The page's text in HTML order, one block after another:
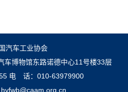
汽车工业协会
博物馆东路诺德中心11号楼33层
电 话：010-63979900